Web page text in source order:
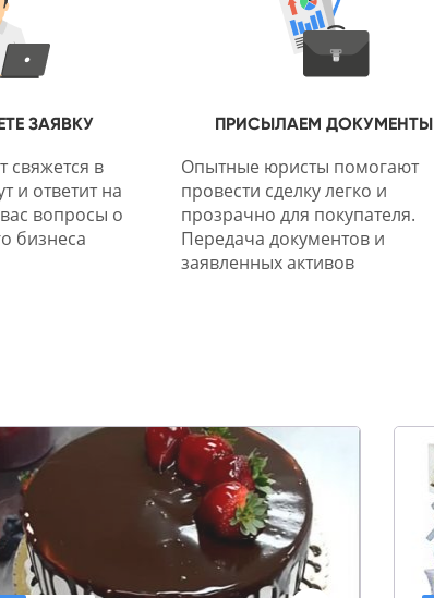
ЗАЯВКУ
свяжется в
и ответит на
вопросы о
бизнеса
ПРИСЫЛАЕМ ДОКУМЕНТЫ
Опытные юристы помогают
провести сделку легко и
прозрачно для покупателя.
Передача документов и
заявленных активов